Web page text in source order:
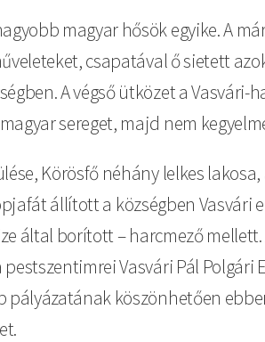
magyar hősök egyike. A
csapatával ő sietett
A végső ütközet a
sereget, majd nem
Körösfő néhány lelkes
állított a községben
által borított – harcmező
Vasvári Pál
pályázatának köszönhetően